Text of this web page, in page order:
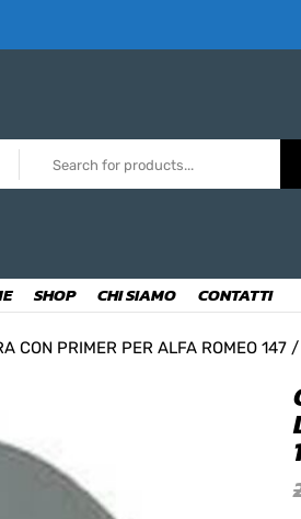
SHOP CHI SIAMO CONTATTI
CON PRIMER PER ALFA ROMEO 147